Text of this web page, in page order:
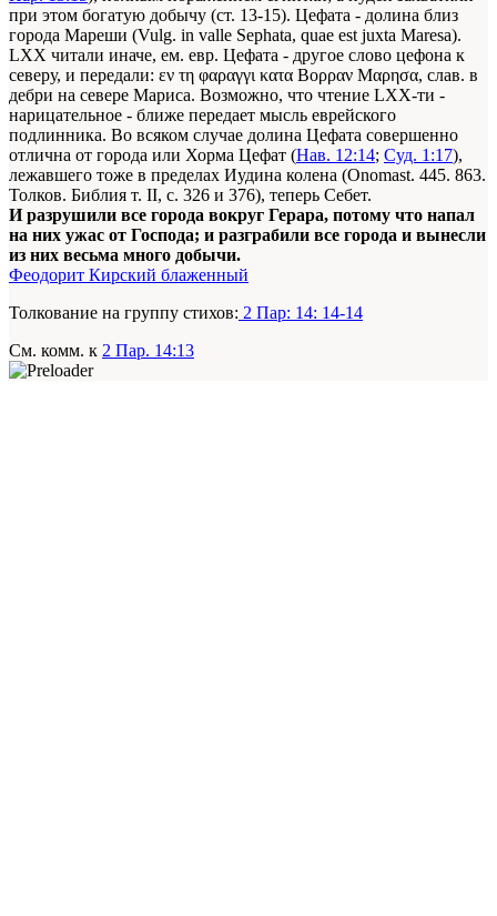
при этом богатую добычу (ст. 13-15). Цефата - долина близ
города Мареши (Vulg. in valle Sephata, quae est juxta Maresa).
LXX читали иначе, ем. евр. Цефата - другое слово цефона к
северу, и передали: εν τη φαραγγι κατα Βορραν Μαρησα, слав. в
дебри на севере Мариса. Возможно, что чтение LXX-ти -
нарицательное - ближе передает мысль еврейского
подлинника. Во всяком случае долина Цефата совершенно
отлична от города или Хорма Цефат (Нав. 12:14; Суд. 1:17),
лежавшего тоже в пределах Иудина колена (Onomast. 445. 863.
Толков. Библия т. II, с. 326 и 376), теперь Себет.
И разрушили все города вокруг Герара, потому что напал
на них ужас от Господа; и разграбили все города и вынесли
из них весьма много добычи.
Феодорит Кирский блаженный
Толкование на группу стихов: 2 Пар: 14: 14-14
См. комм. к 2 Пар. 14:13